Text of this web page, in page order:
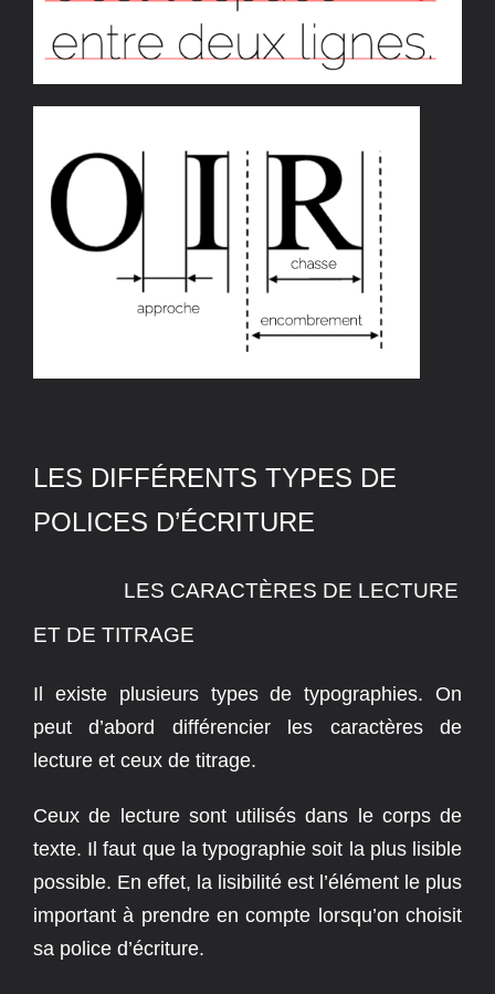
LES DIFFÉRENTS TYPES DE
POLICES D’ÉCRITURE
LES CARACTÈRES DE LECTURE
ET DE TITRAGE
Il existe plusieurs types de typographies. On
peut d’abord différencier les caractères de
lecture et ceux de titrage.
Ceux de lecture sont utilisés dans le corps de
texte. Il faut que la typographie soit la plus lisible
possible. En effet, la lisibilité est l’élément le plus
important à prendre en compte lorsqu’on choisit
sa police d’écriture.